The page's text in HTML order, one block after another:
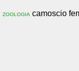
zoologia camoscio